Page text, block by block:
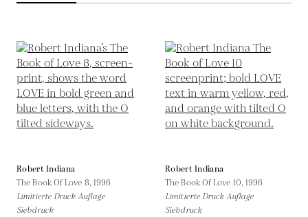
Robert Indiana
The Book Of Love 8, 1996
Limitierte Druck Auflage
Siebdruck
Robert Indiana
The Book Of Love 10,1996
Limitierte Druck Auflage
Siebdruck